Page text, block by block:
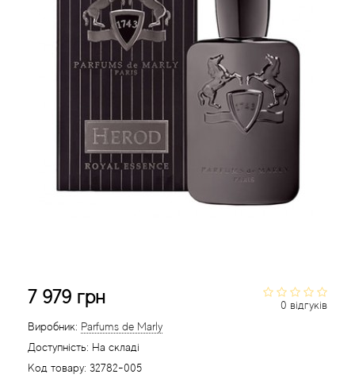
0 відгуків
7 979 грн
Виробник: Parfums de Marly
Доступність: На складі
Код товару: 32782-005
Acqua di Parma
Aedes de Venustas
Afnan
Agatha Ruiz de la Prada
Agent Provocateur